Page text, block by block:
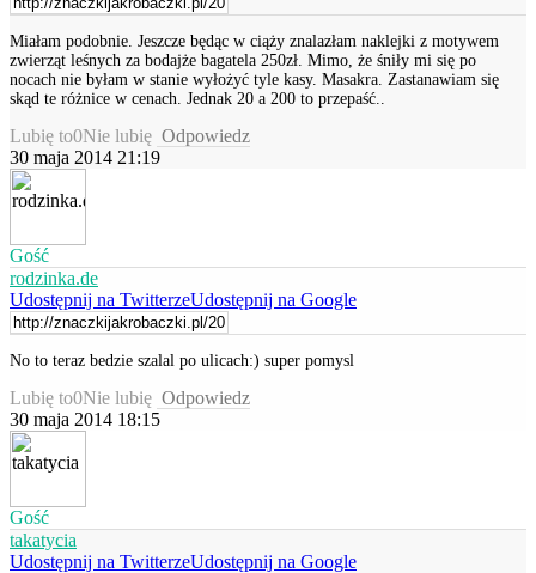
Miałam podobnie. Jeszcze będąc w ciąży znalazłam naklejki z motywem
zwierząt leśnych za bodajże bagatela 250zł. Mimo, że śniły mi się po
nocach nie byłam w stanie wyłożyć tyle kasy. Masakra. Zastanawiam się
skąd te różnice w cenach. Jednak 20 a 200 to przepaść..
Lubię to0Nie lubię Odpowiedz
30 maja 2014 21:19
Gość
rodzinka.de
Udostępnij na TwitterzeUdostępnij na Google
No to teraz bedzie szalal po ulicach:) super pomysl
Lubię to0Nie lubię Odpowiedz
30 maja 2014 18:15
Gość
takatycia
Udostępnij na TwitterzeUdostępnij na Google